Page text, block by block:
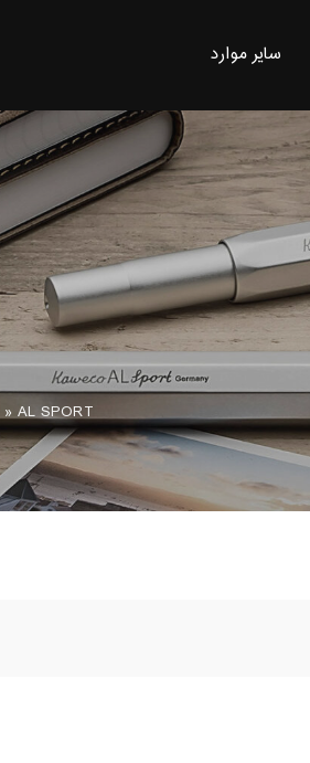
سایر موارد
» AL SPORT